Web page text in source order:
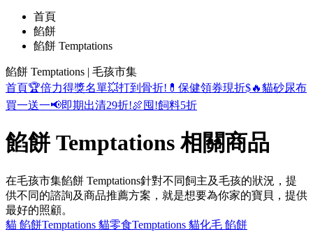
首頁
餡餅
餡餅 Temptations
餡餅 Temptations | 毛孩市集
首頁🏆倍力得獎名單💥打到骨折! 💊保健領券現折$🔥貓砂尿布
買一送一📢即期出清29折!🍖囤!飼料5折
餡餅 Temptations 相關商品
在毛孩市集餡餅 Temptations針對不同飼主及毛孩的狀況，提
供不同的諮詢及商品推薦方案，就是想要為你家的寶貝，提供
最好的照顧。
貓 餡餅Temptations 貓零食Temptations 貓化毛 餡餅